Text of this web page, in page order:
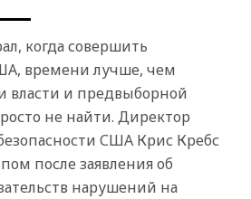
когда совершить
времени лучше, чем
власти и предвыборной
не найти. Директор
США Крис Кребс
после заявления об
нарушений на